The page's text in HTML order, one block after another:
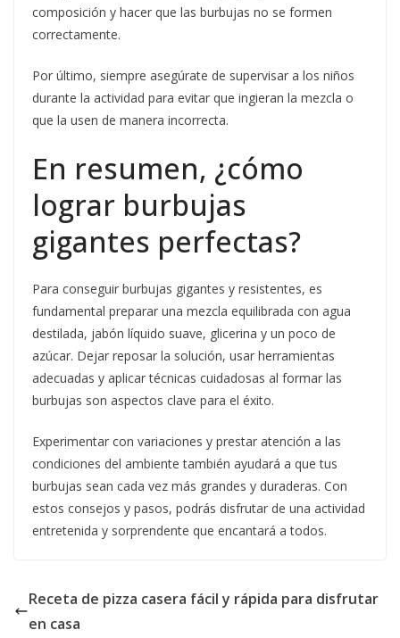
composición y hacer que las burbujas no se formen
correctamente.
Por último, siempre asegúrate de supervisar a los niños
durante la actividad para evitar que ingieran la mezcla o
que la usen de manera incorrecta.
En resumen, ¿cómo
lograr burbujas
gigantes perfectas?
Para conseguir burbujas gigantes y resistentes, es
fundamental preparar una mezcla equilibrada con agua
destilada, jabón líquido suave, glicerina y un poco de
azúcar. Dejar reposar la solución, usar herramientas
adecuadas y aplicar técnicas cuidadosas al formar las
burbujas son aspectos clave para el éxito.
Experimentar con variaciones y prestar atención a las
condiciones del ambiente también ayudará a que tus
burbujas sean cada vez más grandes y duraderas. Con
estos consejos y pasos, podrás disfrutar de una actividad
entretenida y sorprendente que encantará a todos.
Receta de pizza casera fácil y rápida para disfrutar
en casa